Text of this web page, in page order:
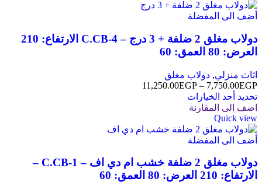
أضف الى المفضلة
دولاب مغلق 2 ضلفة + 3 درج – C.CB-4 الارتفاع: 210
العرض: 80 العمق: 60
اثاث منزلي, دولاب مغلق
7,750.00EGP
–
11,250.00EGP
تحديد أحد الخيارات
اضف الى المقارنة
Quick view
أضف الى المفضلة
دولاب مغلق 2 ضلفة خشب ام دي اف – C.CB-1 –
الارتفاع: 210 العرض: 80 العمق: 60